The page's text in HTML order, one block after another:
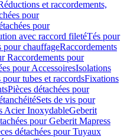
et raccordements,
pour
pour
avec raccord filetéTés pour
pour chauffageRaccordements
Raccordements pour
pour AccessoiresIsolations
pour tubes et raccordsFixations
Pièces détachées pour
Sets de vis pour
Acier InoxydableGeberit
pour Geberit Mapress
détachées pour Tuyaux